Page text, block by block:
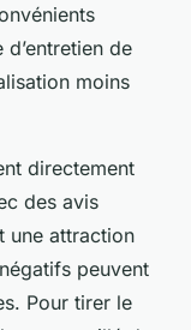
de
moins
directement
des avis
une attraction
peuvent
Pour tirer le